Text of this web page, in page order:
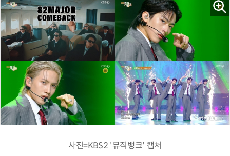
사진=KBS2 '뮤직뱅크' 캡처